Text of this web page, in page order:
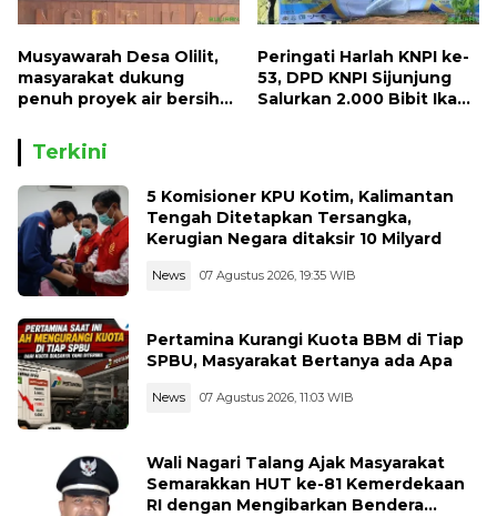
Musyawarah Desa Olilit,
masyarakat dukung
penuh proyek air bersih
Peringati Harlah KNPI ke-
53, DPD KNPI Sijunjung
Salurkan 2.000 Bibit Ikan
Terkini
5 Komisioner KPU Kotim, Kalimantan
Tengah Ditetapkan Tersangka,
Kerugian Negara ditaksir 10 Milyard
News 07 Agustus 2026, 19:35 WIB
Pertamina Kurangi Kuota BBM di Tiap
SPBU, Masyarakat Bertanya ada Apa
News 07 Agustus 2026, 11:03 WIB
Wali Nagari Talang Ajak Masyarakat
Semarakkan HUT ke-81 Kemerdekaan
RI dengan Mengibarkan Bendera